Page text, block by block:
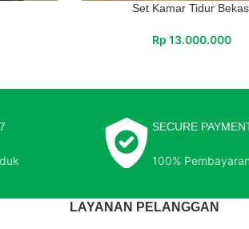
Set Kamar Tidur
Rp 13.000.000
SECURE
100%
LAYANAN PELANGGAN